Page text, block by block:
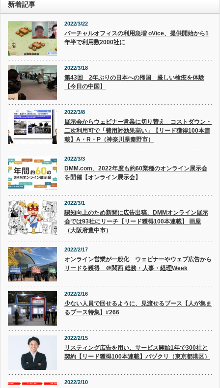
新着記事
2022/3/22
バーチャルオフィスの利用急増 oVice、提供開始から1
年半で利用数2000社に
2022/3/18
第43回 2年ぶりの日本への帰国 厳しい検疫を体験
【今日の中国】
2022/3/8
展示会からウェビナー営業に切り替え コストダウン・
二次利用可で「費用対効果高い」【リード獲得100本連
載】A・R・P（神奈川県秦野市）
2022/3/3
DMM.com、2022年度も約60業種のオンライン展示会
を開催【オンライン展示会】
2022/3/1
認知向上のため新聞に広告出稿、DMMオンライン展示
会では93社にリーチ【リード獲得100本連載】 画屋
（大阪府豊中市）
2022/2/17
オンライン営業が一般化 ウェビナーやウェブ広告から
リードを獲得 ＠関西 総務・人事・経理Week
2022/2/16
少ない人員で回せるように、見渡せるブース【人が集ま
るブース特集】#266
2022/2/15
リスティング広告を用い、サービス開始1年で300社と
契約【リード獲得100本連載】バヅクリ（東京都港区）
2022/2/10